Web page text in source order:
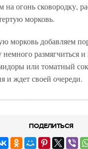
на огонь сковородку,
морковь.
морковь добавляем
размягчиться
или томатный
и ждет своей очереди.
ПОДЕЛИТЬСЯ